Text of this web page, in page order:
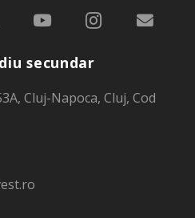
secundar
Cluj-Napoca, Cluj, Cod